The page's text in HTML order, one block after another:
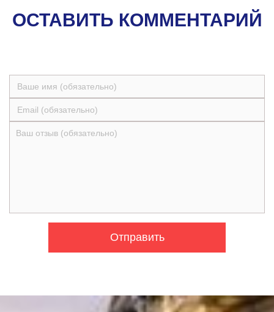
ОСТАВИТЬ КОММЕНТАРИЙ